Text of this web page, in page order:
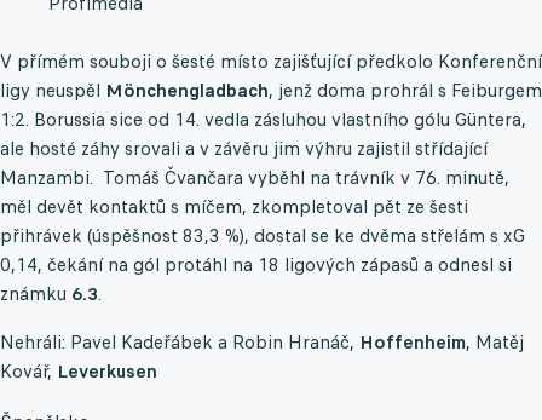
V přímém souboji o šesté místo zajišťující předkolo Konferenční
ligy neuspěl Mönchengladbach, jenž doma prohrál s Feiburgem
1:2. Borussia sice od 14. vedla zásluhou vlastního gólu Güntera,
ale hosté záhy srovali a v závěru jim výhru zajistil střídající
Manzambi. Tomáš Čvančara vyběhl na trávník v 76. minutě,
měl devět kontaktů s míčem, zkompletoval pět ze šesti
přihrávek (úspěšnost 83,3 %), dostal se ke dvěma střelám s xG
0,14, čekání na gól protáhl na 18 ligových zápasů a odnesl si
známku 6.3.
Nehráli: Pavel Kadeřábek a Robin Hranáč, Hoffenheim, Matěj
Kovář, Leverkusen